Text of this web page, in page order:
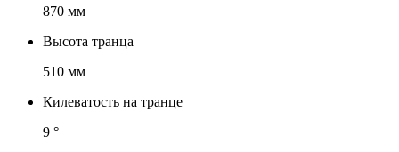
870 мм
Высота транца
510 мм
Килеватость на транце
9 °